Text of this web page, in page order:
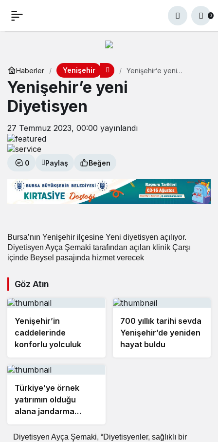
0
Haberler Yenişehir
Yenişehir’e yeni
Yenişehir’e yeni
Diyetisyen
27 Temmuz 2023, 00:00 yayınlandı
0 Paylaş Beğen
Bursa’nın Yenişehir ilçesine Yeni diyetisyen açılıyor.
Diyetisyen Ayça Şemaki tarafından açılan klinik Çarşı
içinde Beysel pasajında hizmet verecek
Göz Atın
Yenişehir’in
caddelerinde
konforlu yolculuk
700 yıllık tarihi sevda
Yenişehir’de yeniden
hayat buldu
Türkiye’ye örnek
yatırımın olduğu
alana jandarma
Diyetisyen Ayça Şemaki, “Diyetisyenler, sağlıklı bir